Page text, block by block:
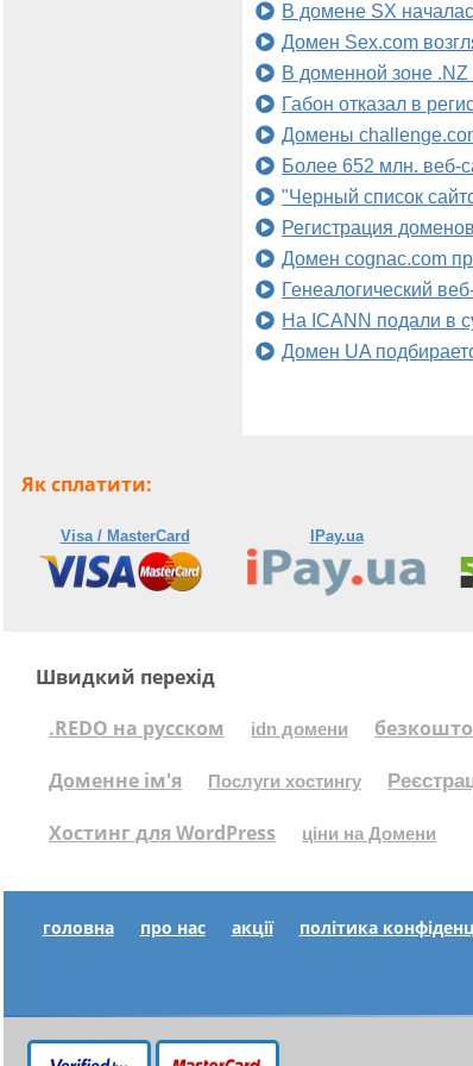
В домене SX
Домен Sex.com
В доменной зоне
Габон отказал в
Домены
Более 652 млн. веб-
"Черный список
Регистрация
Домен cognac.com
Генеалогический
На ICANN подали в
Домен UA
Як сплатити:
Visa / MasterCard IPay.ua
Швидкий перехід
.REDO на русском
idn домени
Доменне ім'я Послуги хостингу
Хостинг для WordPress
ціни на Домени
головна про нас акції політика